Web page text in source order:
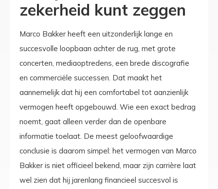
zekerheid kunt zeggen
Marco Bakker heeft een uitzonderlijk lange en
succesvolle loopbaan achter de rug, met grote
concerten, mediaoptredens, een brede discografie
en commerciële successen. Dat maakt het
aannemelijk dat hij een comfortabel tot aanzienlijk
vermogen heeft opgebouwd. Wie een exact bedrag
noemt, gaat alleen verder dan de openbare
informatie toelaat. De meest geloofwaardige
conclusie is daarom simpel: het vermogen van Marco
Bakker is niet officieel bekend, maar zijn carrière laat
wel zien dat hij jarenlang financieel succesvol is